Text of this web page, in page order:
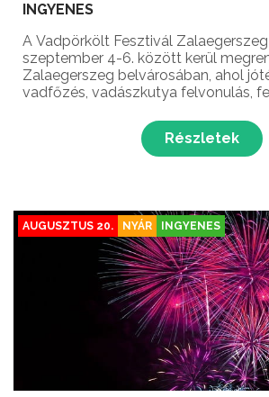
INGYENES
A Vadpörkölt Fesztivál
szeptember 4-6. között kerül
Zalaegerszeg belvárosában, ahol
vadfőzés, vadászkutya felvonulás,
trófeabemutató és még sok
Részletek
AUGUSZTUS 20. NYÁR INGYENES